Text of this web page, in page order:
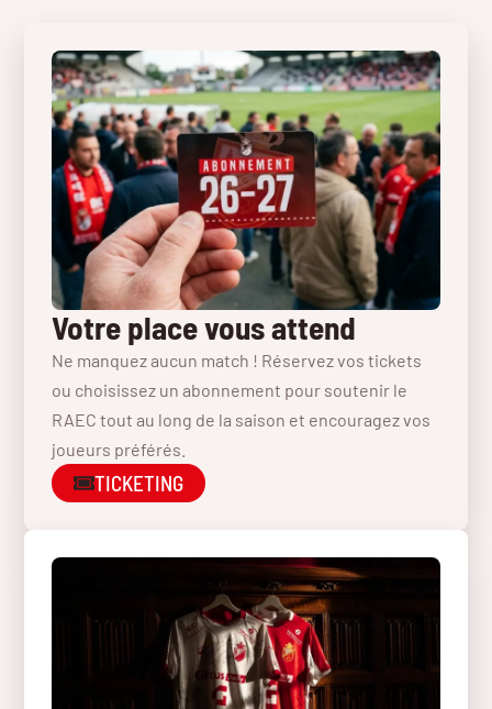
Votre place vous attend
Ne manquez aucun match ! Réservez vos tickets
ou choisissez un abonnement pour soutenir le
RAEC tout au long de la saison et encouragez vos
joueurs préférés.
TICKETING